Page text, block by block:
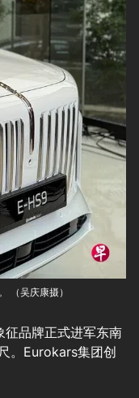
（吴庆康摄）
征品牌正式进军东南
。Eurokars集团创